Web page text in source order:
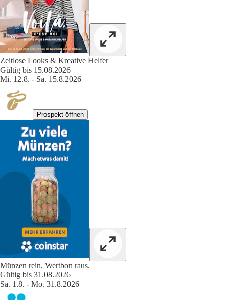
Zeitlose Looks & Kreative Helfer
Gültig bis 15.08.2026
Mi. 12.8. - Sa. 15.8.2026
Prospekt öffnen
Münzen rein, Wertbon raus.
Gültig bis 31.08.2026
Sa. 1.8. - Mo. 31.8.2026